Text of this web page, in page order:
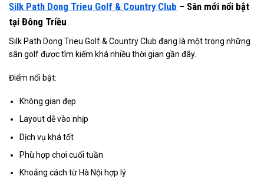
Silk Path Dong Trieu Golf & Country Club – Sân mới nổi bật
tại Đông Triều
Silk Path Dong Trieu Golf & Country Club đang là một trong những
sân golf được tìm kiếm khá nhiều thời gian gần đây.
Điểm nổi bật:
Không gian đẹp
Layout dễ vào nhịp
Dịch vụ khá tốt
Phù hợp chơi cuối tuần
Khoảng cách từ Hà Nội hợp lý